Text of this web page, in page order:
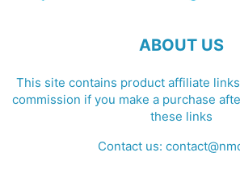
ABOUT US
This site contains product affiliate
commission if you make a purchase
these links
Contact us: